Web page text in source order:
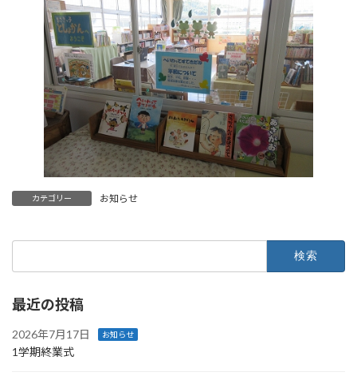
カテゴリー お知らせ
最近の投稿
2026年7月17日 お知らせ
1学期終業式